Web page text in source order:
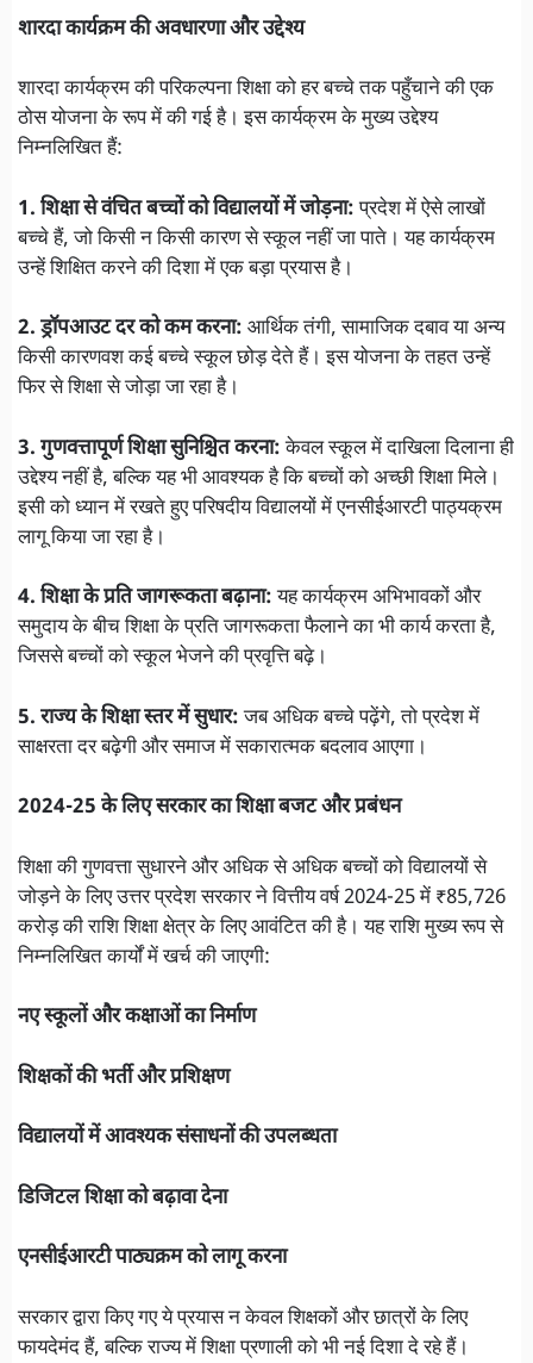
शारदा कार्यक्रम की अवधारणा और उद्देश्य
शारदा कार्यक्रम की परिकल्पना शिक्षा को हर बच्चे तक पहुँचाने की एक
ठोस योजना के रूप में की गई है। इस कार्यक्रम के मुख्य उद्देश्य
निम्नलिखित हैं:
1. शिक्षा से वंचित बच्चों को विद्यालयों में जोड़ना:प्रदेश में ऐसे लाखों
बच्चे हैं, जो किसी न किसी कारण से स्कूल नहीं जा पाते। यह कार्यक्रम
उन्हें शिक्षित करने की दिशा में एक बड़ा प्रयास है।
2. ड्रॉपआउट दर को कम करना: आर्थिक तंगी, सामाजिक दबाव या अन्य
किसी कारणवश कई बच्चे स्कूल छोड़ देते हैं। इस योजना के तहत उन्हें
फिर से शिक्षा से जोड़ा जा रहा है।
3. गुणवत्तापूर्ण शिक्षा सुनिश्चित करना:केवल स्कूल में दाखिला दिलाना ही
उद्देश्य नहीं है, बल्कि यह भी आवश्यक है कि बच्चों को अच्छी शिक्षा मिले।
इसी को ध्यान में रखते हुए परिषदीय विद्यालयों में एनसीईआरटी पाठ्यक्रम
लागू किया जा रहा है।
4. शिक्षा के प्रति जागरूकता बढ़ाना:यह कार्यक्रम अभिभावकों और
समुदाय के बीच शिक्षा के प्रति जागरूकता फैलाने का भी कार्य करता है,
जिससे बच्चों को स्कूल भेजने की प्रवृत्ति बढ़े।
5. राज्य के शिक्षा स्तर में सुधार:जब अधिक बच्चे पढ़ेंगे, तो प्रदेश में
साक्षरता दर बढ़ेगी और समाज में सकारात्मक बदलाव आएगा।
2024-25 के लिए सरकार का शिक्षा बजट और प्रबंधन
शिक्षा की गुणवत्ता सुधारने और अधिक से अधिक बच्चों को विद्यालयों से
जोड़ने के लिए उत्तर प्रदेश सरकार ने वित्तीय वर्ष 2024-25 में ₹85,726
करोड़ की राशि शिक्षा क्षेत्र के लिए आवंटित की है। यह राशि मुख्य रूप से
निम्नलिखित कार्यों में खर्च की जाएगी:
नए स्कूलों और कक्षाओं का निर्माण
शिक्षकों की भर्ती और प्रशिक्षण
विद्यालयों में आवश्यक संसाधनों की उपलब्धता
डिजिटल शिक्षा को बढ़ावा देना
एनसीईआरटी पाठ्यक्रम को लागू करना
सरकार द्वारा किए गए ये प्रयास न केवल शिक्षकों और छात्रों के लिए
फायदेमंद हैं, बल्कि राज्य में शिक्षा प्रणाली को भी नई दिशा दे रहे हैं।